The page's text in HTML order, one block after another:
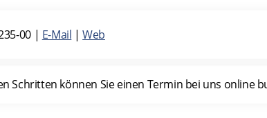
00| E-Mail |Web
können Sie einen Termin bei uns online